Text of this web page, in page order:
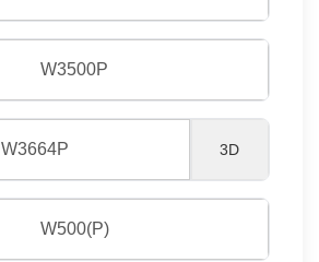
W3500P
W3664P 3D
W500(P)